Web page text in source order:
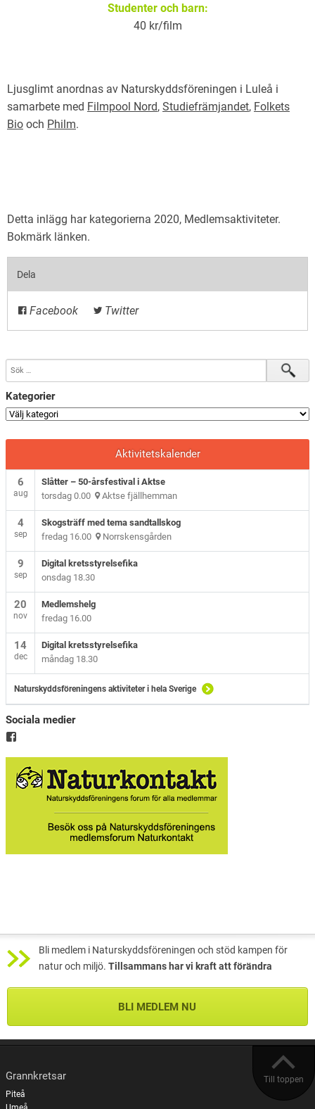
Studenter och barn:
40 kr/film
Ljusglimt anordnas av Naturskyddsföreningen i Luleå i
samarbete med Filmpool Nord, Studiefrämjandet, Folkets
Bio och Philm.
Detta inlägg har kategorierna 2020, Medlemsaktiviteter.
Bokmärk länken.
Dela
Facebook Twitter
Kategorier
Aktivitetskalender
6
aug
Slåtter – 50-årsfestival i Aktse
torsdag 0.00 Aktse fjällhemman
4
sep
Skogsträff med tema sandtallskog
fredag 16.00 Norrskensgården
9
sep
Digital kretsstyrelsefika
onsdag 18.30
20
nov
Medlemshelg
fredag 16.00
14
dec
Digital kretsstyrelsefika
måndag 18.30
Naturskyddsföreningens aktiviteter i hela Sverige
Sociala medier
Bli medlem i Naturskyddsföreningen och stöd kampen för
natur och miljö. Tillsammans har vi kraft att förändra
BLI MEDLEM NU
Till toppen
Grannkretsar
Piteå